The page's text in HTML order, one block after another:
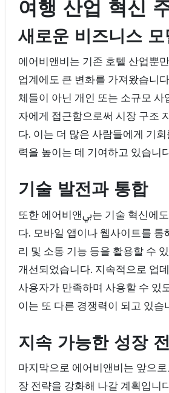
여행 산업 혁신
새로운 비즈니스 모
에어비앤비는 기존 호텔 산업뿐
업계에도 큰 변화를 가져왔습니
체들이 아닌 개인 또는 소규모 사
자에게 접근함으로써 시장 구조
다. 이는 더 많은 사람들에게 기
력을 높이는 데 기여하고 있습니
기술 발전과 통합
또한 에어비앤بي는 기술 혁신에도 앞장서고 있습니
다. 모바일 앱이나 웹사이트를 통
리 및 소통 기능 등을 활용할 수
개선되었습니다. 지속적으로 업
사용자가 만족하며 사용할 수 있
이는 또 다른 경쟁력이 되고 있습
지속 가능한 성장
마지막으로 에어비앤비는 앞으
장 전략을 강화해 나갈 계획입니